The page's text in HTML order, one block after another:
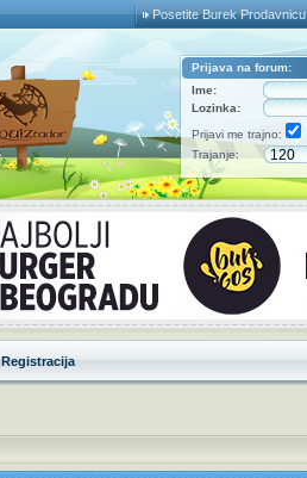
Posetite Burek Prodavnicu
Prijava na forum:
Ime:
Lozinka:
Prijavi me trajno:
Trajanje:
Registracija